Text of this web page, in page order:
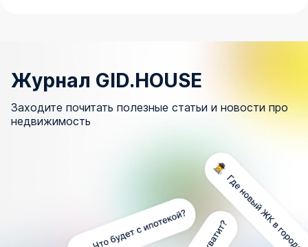
Журнал GID.HOUSE
Заходите почитать полезные статьи и новости про
недвижимость